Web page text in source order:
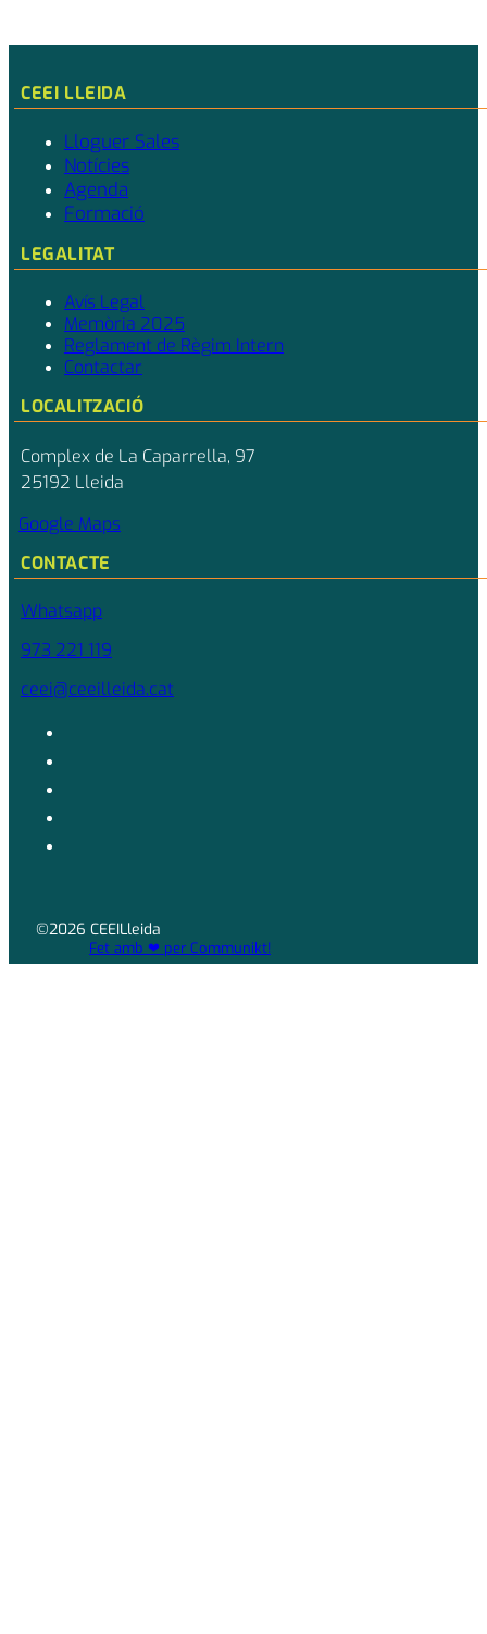
CEEI LLEIDA
Lloguer Sales
Notícies
Agenda
Formació
LEGALITAT
Avís Legal
Memòria 2025
Reglament de Règim Intern
Contactar
LOCALITZACIÓ
Complex de La Caparrella, 97
25192 Lleida
Google Maps
CONTACTE
Whatsapp
973 221 119
ceei@ceeilleida.cat
©2026 CEEILleida
Fet amb ❤ per Communikt!